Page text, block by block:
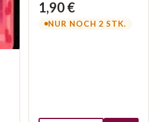
1,90 €
NUR NOCH 2 STK.